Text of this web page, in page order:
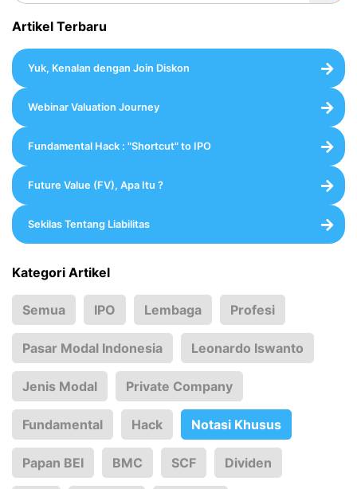
Artikel Terbaru
Yuk, Kenalan dengan Join Diskon
Webinar Valuation Journey
Fundamental Hack : "Shortcut" to IPO
Future Value (FV), Apa Itu ?
Sekilas Tentang Liabilitas
Kategori Artikel
Semua IPO Lembaga Profesi
Pasar Modal Indonesia Leonardo Iswanto
Jenis Modal Private Company
Fundamental Hack Notasi Khusus
Papan BEI BMC SCF Dividen